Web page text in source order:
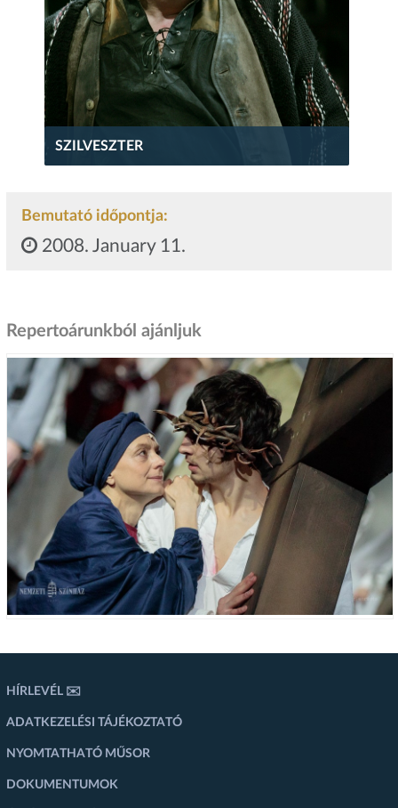
SZILVESZTER
Bemutató időpontja:
2008. January 11.
Repertoárunkból ajánljuk
HÍRLEVÉL ✉️
ADATKEZELÉSI TÁJÉKOZTATÓ
NYOMTATHATÓ MŰSOR
DOKUMENTUMOK